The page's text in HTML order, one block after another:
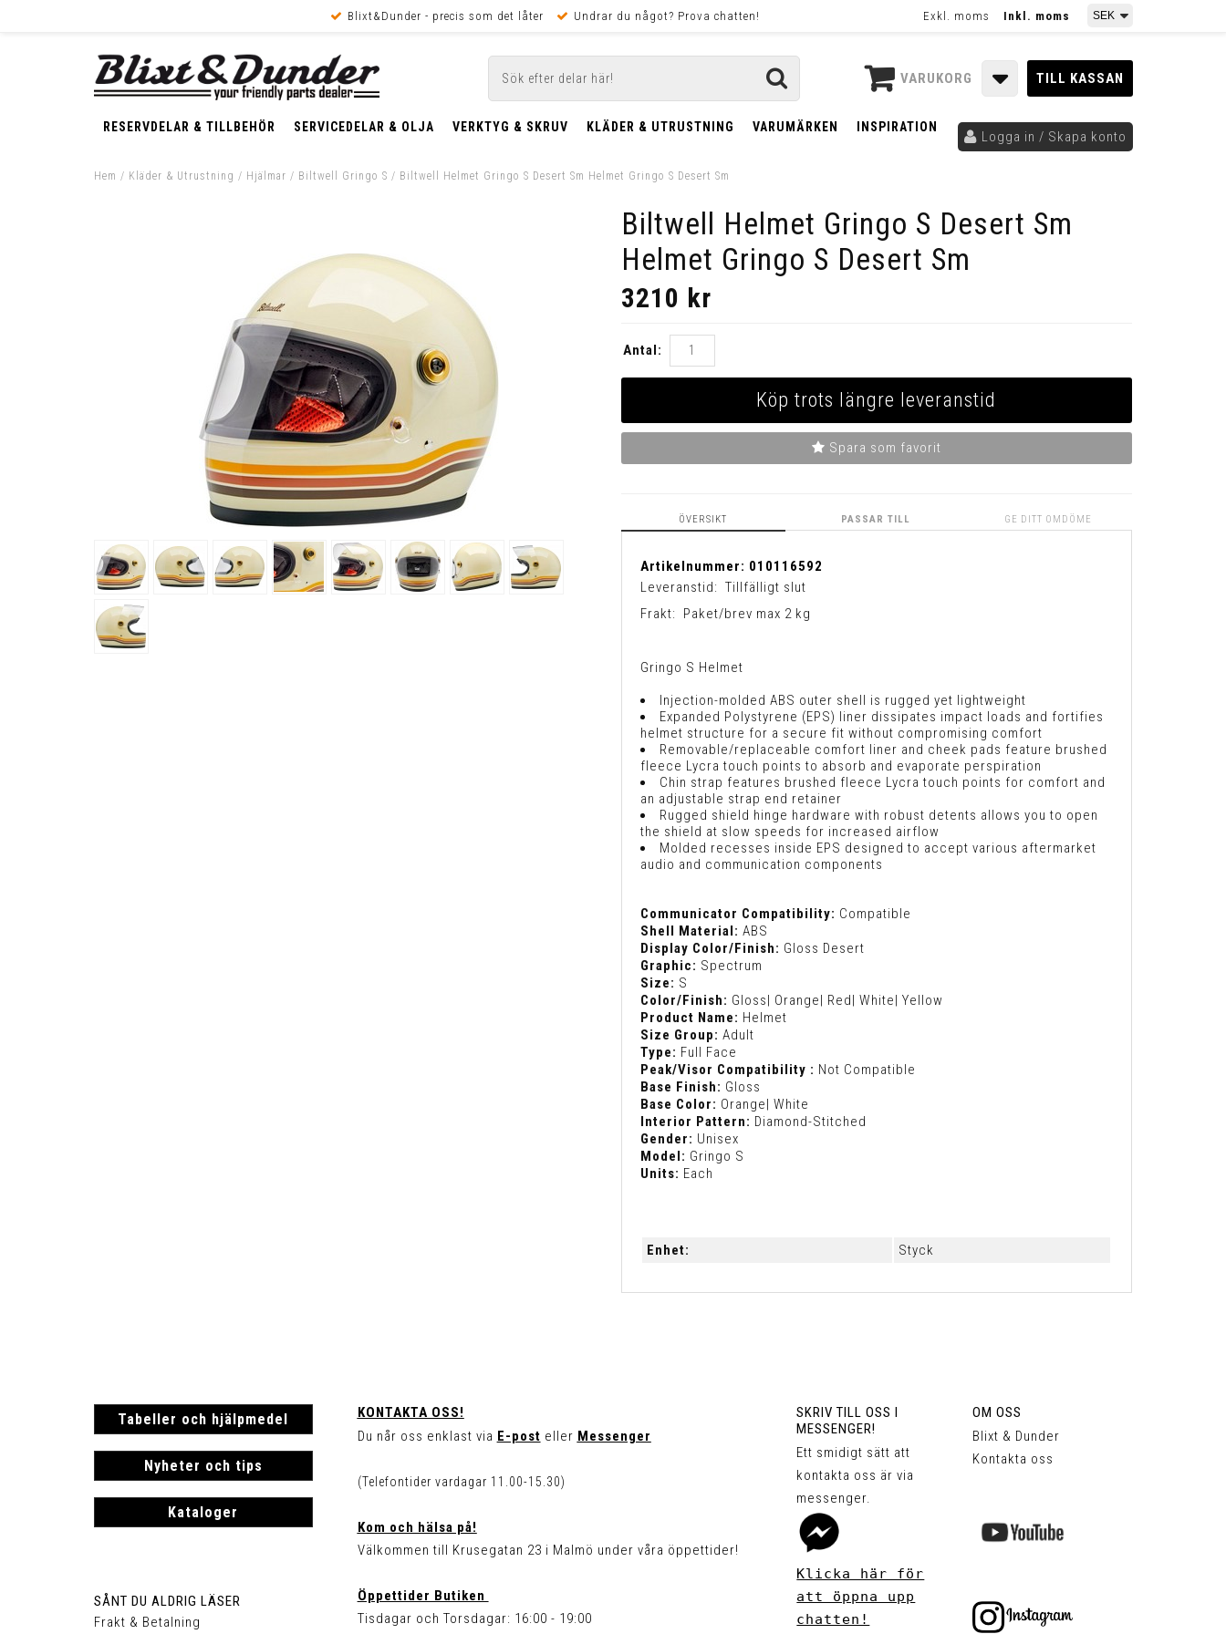
Blixt&Dunder - precis som det låter Undrar du något? Prova chatten! Exkl. moms Inkl. moms
VARUKORG TILL KASSAN
RESERVDELAR & TILLBEHÖR SERVICEDELAR & OLJA VERKTYG & SKRUV KLÄDER & UTRUSTNING VARUMÄRKEN INSPIRATION
Logga in / Skapa konto
Hem / Kläder & Utrustning / Hjälmar / Biltwell Gringo S / Biltwell Helmet Gringo S Desert Sm Helmet Gringo S Desert Sm
Biltwell Helmet Gringo S Desert Sm
Helmet Gringo S Desert Sm
3210 kr
Antal:
Köp trots längre leveranstid
Spara som favorit
ÖVERSIKT PASSAR TILL GE DITT OMDÖME
Artikelnummer: 010116592
Leveranstid: Tillfälligt slut
Frakt:
Paket/brev max 2 kg
Gringo S Helmet
Injection-molded ABS outer shell is rugged yet lightweight
Expanded Polystyrene (EPS) liner dissipates impact loads and fortifies
helmet structure for a secure fit without compromising comfort
Removable/replaceable comfort liner and cheek pads feature brushed
fleece Lycra touch points to absorb and evaporate perspiration
Chin strap features brushed fleece Lycra touch points for comfort and
an adjustable strap end retainer
Rugged shield hinge hardware with robust detents allows you to open
the shield at slow speeds for increased airflow
Molded recesses inside EPS designed to accept various aftermarket
audio and communication components
Communicator Compatibility: Compatible
Shell Material: ABS
Display Color/Finish: Gloss Desert
Graphic: Spectrum
Size: S
Color/Finish: Gloss| Orange| Red| White| Yellow
Product Name: Helmet
Size Group: Adult
Type: Full Face
Peak/Visor Compatibility : Not Compatible
Base Finish: Gloss
Base Color: Orange| White
Interior Pattern: Diamond-Stitched
Gender: Unisex
Model: Gringo S
Units: Each
Enhet: Styck
Tabeller och hjälpmedel
Nyheter och tips
Kataloger
SÅNT DU ALDRIG LÄSER
Frakt & Betalning
KONTAKTA OSS!
Du når oss enklast via E-post eller Messenger
(Telefontider vardagar 11.00-15.30)
Kom och hälsa på!
Välkommen till Krusegatan 23 i Malmö under våra öppettider!
Öppettider Butiken
Tisdagar och Torsdagar: 16:00 - 19:00
SKRIV TILL OSS I
MESSENGER!
Ett smidigt sätt att
kontakta oss är via
messenger.
Klicka här för
att öppna upp
chatten!
OM OSS
Blixt & Dunder
Kontakta oss